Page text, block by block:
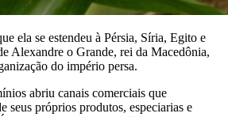
ela se estendeu à Pérsia, Síria, Egito e
Alexandre o Grande, rei da Macedônia,
do império persa.
abriu canais comerciais que
seus próprios produtos, especiarias e